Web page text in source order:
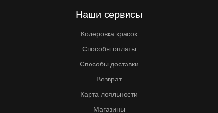
Наши сервисы
Колеровка красок
Способы оплаты
Способы доставки
Возврат
Карта лояльности
Магазины